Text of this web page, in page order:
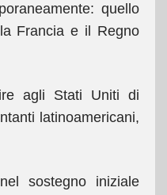
quello
Francia e il Regno
agli Stati Uniti di
latinoamericani,
sostegno iniziale